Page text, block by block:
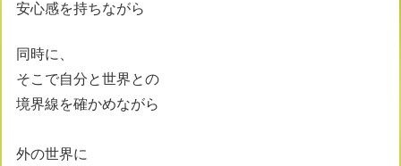
安心感を持ちながら
同時に、
そこで自分と世界との
境界線を確かめながら
外の世界に